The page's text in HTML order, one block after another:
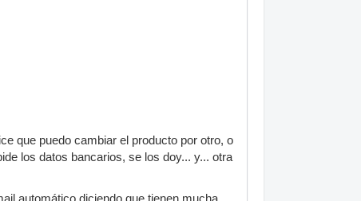
que puedo cambiar el producto por otro, o
los datos bancarios, se los doy... y... otra